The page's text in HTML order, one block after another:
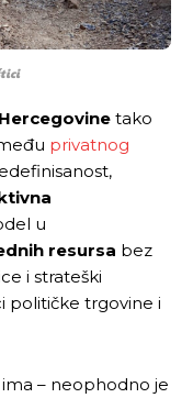
tako
privatnog
u
resursa bez
i strateški
političke trgovine i
– neophodno je